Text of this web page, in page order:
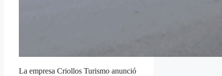
La empresa Criollos Turismo anunció